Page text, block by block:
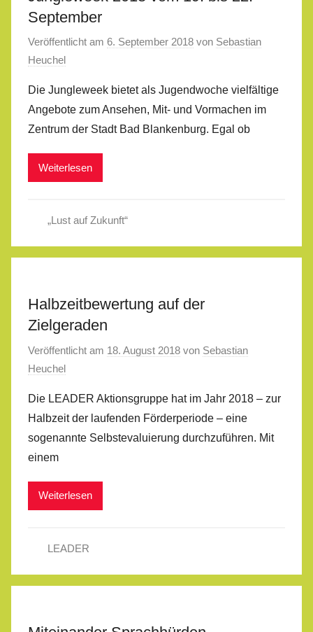
September
Veröffentlicht am 6. September 2018 von Sebastian
Heuchel
Die Jungleweek bietet als Jugendwoche vielfältige
Angebote zum Ansehen, Mit- und Vormachen im
Zentrum der Stadt Bad Blankenburg. Egal ob
Weiterlesen
„Lust auf Zukunft“
Halbzeitbewertung auf der
Zielgeraden
Veröffentlicht am 18. August 2018 von Sebastian
Heuchel
Die LEADER Aktionsgruppe hat im Jahr 2018 – zur
Halbzeit der laufenden Förderperiode – eine
sogenannte Selbstevaluierung durchzuführen. Mit
einem
Weiterlesen
LEADER